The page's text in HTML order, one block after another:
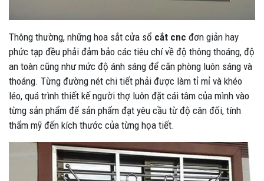
Thông thường, những hoa sắt cửa sổ cắt cnc đơn giản hay
phức tạp đều phải đảm bảo các tiêu chí về độ thông thoáng, độ
an toàn cũng như mức độ ánh sáng để căn phòng luôn sáng và
thoáng. Từng đường nét chi tiết phải được làm tỉ mỉ và khéo
léo, quá trình thiết kế người thợ luôn đặt cái tâm của mình vào
từng sản phẩm để sản phẩm đạt yêu cầu từ độ cân đối, tính
thẩm mỹ đến kích thước của từng họa tiết.